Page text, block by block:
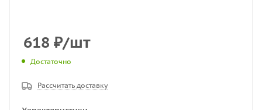
618 ₽/шт
Достаточно
Рассчитать доставку